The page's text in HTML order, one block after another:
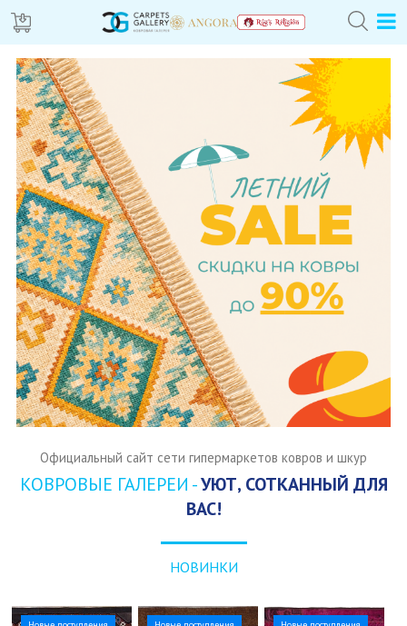
Официальный сайт сети гипермаркетов ковров и шкур
КОВРОВЫЕ ГАЛЕРЕИ -УЮТ, СОТКАННЫЙ ДЛЯ
ВАС!
НОВИНКИ